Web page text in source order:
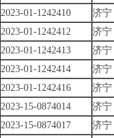
2023-01-1242410
济宁
2023-01-1242412
济宁
2023-01-1242413
济宁
2023-01-1242414
济宁
2023-01-1242416
济宁
2023-15-0874014
济宁
2023-15-0874017
济宁